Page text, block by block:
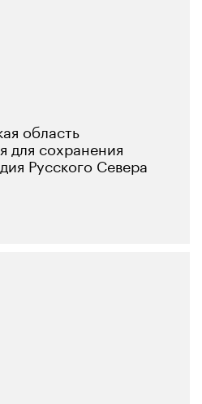
область
для сохранения
Русского Севера